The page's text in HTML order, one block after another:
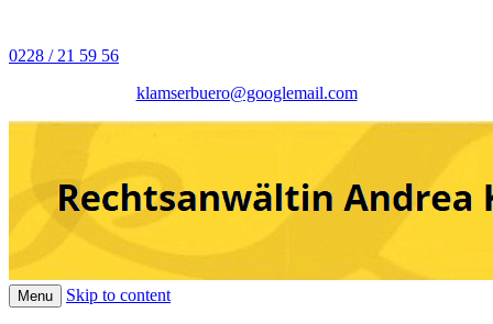
Rechtsanwältin Andrea
Klamser
Juristisches Repetitorium Andrea
Klamser Bonn
0228 / 21 59 56
klamserbuero@googlemail.com
Menu Skip to content